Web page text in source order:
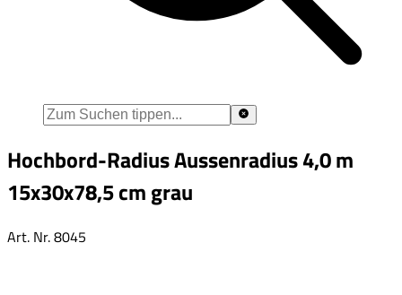
Hochbord-Radius Aussenradius 4,0 m
15x30x78,5 cm grau
Art. Nr.8045